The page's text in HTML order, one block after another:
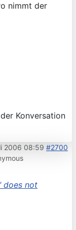
nimmt der
Konversation
2006 08:59 #2700
does not